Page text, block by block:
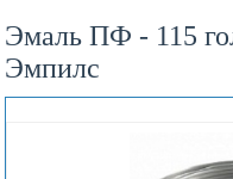
Эмаль ПФ - 115
Эмпилс